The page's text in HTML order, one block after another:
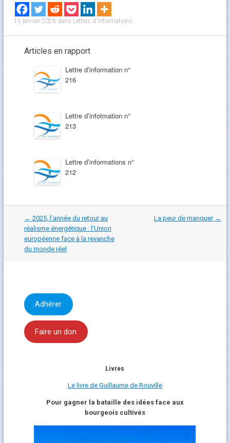
15 janvier 2026dans Lettres d'informations.
Articles en rapport
Lettre d’information n°
216
Lettre d’infotmation n°
213
Lettre d’informations n°
212
Navigation
dans
les
articles
← 2025, lʼannée du retour au
réalisme énergétique : lʼUnion
européenne face à la revanche
du monde réel
La peur de manquer →
Adhérer
Faire un don
Livres
Le livre de Guillaume de Rouville
Pour gagner la bataille des idées face aux
bourgeois cultivés